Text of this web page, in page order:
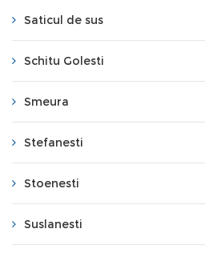
Saticul de sus
Schitu Golesti
Smeura
Stefanesti
Stoenesti
Suslanesti